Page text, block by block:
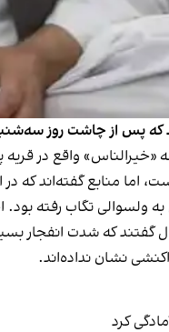
که پس از چاشت روز
«خیرالناس» واقع در
اما منابع گفته‌اند که
ولسوالی تگاب رفته
گفتند که شدت انفجار
نشان نداده‌اند.